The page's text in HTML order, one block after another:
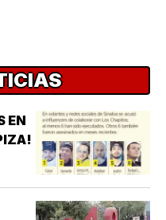
EN